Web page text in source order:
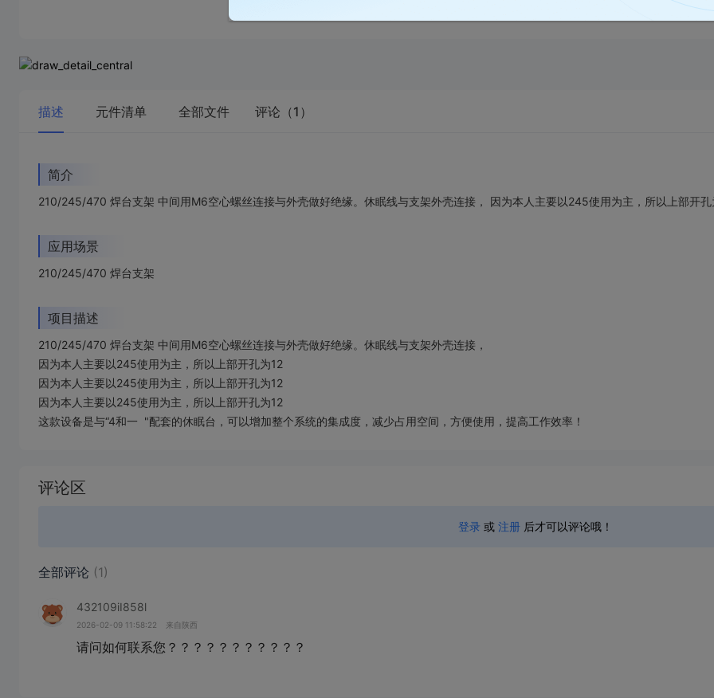
描述 元件清单 全部文件 评论（1）
简介
210/245/470 焊台支架 中间用M6空心螺丝连接与外壳做好绝缘。休眠线与支架外壳连接， 因为本人主要以245使用为主，所以上部开孔
应用场景
210/245/470 焊台支架
项目描述
210/245/470 焊台支架 中间用M6空心螺丝连接与外壳做好绝缘。休眠线与支架外壳连接，
因为本人主要以245使用为主，所以上部开孔为12
因为本人主要以245使用为主，所以上部开孔为12
因为本人主要以245使用为主，所以上部开孔为12
这款设备是与“4和一 "配套的休眠台，可以增加整个系统的集成度，减少占用空间，方便使用，提高工作效率！
失
评论区
登录 或 注册 后才可以评论哦！
全部评论 (1)
432109iI858l
2026-02-09 11:58:22 来自陕西
请问如何联系您？？？？？？？？？？？